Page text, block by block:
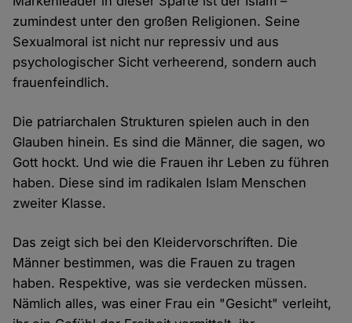
zumindest unter den großen Religionen. Seine
Sexualmoral ist nicht nur repressiv und aus
psychologischer Sicht verheerend, sondern auch
frauenfeindlich.
Die patriarchalen Strukturen spielen auch in den
Glauben hinein. Es sind die Männer, die sagen, wo
Gott hockt. Und wie die Frauen ihr Leben zu führen
haben. Diese sind im radikalen Islam Menschen
zweiter Klasse.
Das zeigt sich bei den Kleidervorschriften. Die
Männer bestimmen, was die Frauen zu tragen
haben. Respektive, was sie verdecken müssen.
Nämlich alles, was einer Frau ein "Gesicht" verleiht,